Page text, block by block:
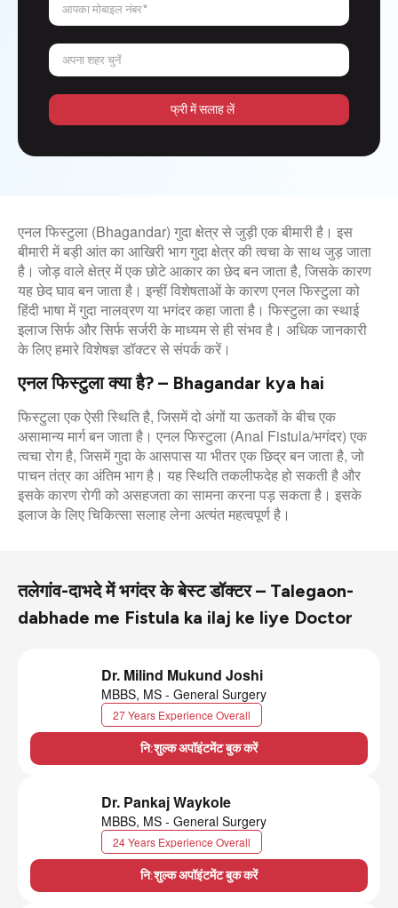
आपका मोबाइल नंबर*
अपना शहर चुनें
फ्री में सलाह लें
एनल फिस्टुला (Bhagandar) गुदा क्षेत्र से जुड़ी एक बीमारी है। इस
बीमारी में बड़ी आंत का आखिरी भाग गुदा क्षेत्र की त्वचा के साथ जुड़ जाता
है। जोड़ वाले क्षेत्र में एक छोटे आकार का छेद बन जाता है, जिसके कारण
यह छेद घाव बन जाता है। इन्हीं विशेषताओं के कारण एनल फिस्टुला को
हिंदी भाषा में गुदा नालव्रण या भगंदर कहा जाता है। फिस्टुला का स्थाई
इलाज सिर्फ और सिर्फ सर्जरी के माध्यम से ही संभव है। अधिक जानकारी
के लिए हमारे विशेषज्ञ डॉक्टर से संपर्क करें।
एनल फिस्टुला क्या है? – Bhagandar kya hai
फिस्टुला एक ऐसी स्थिति है, जिसमें दो अंगों या ऊतकों के बीच एक
असामान्य मार्ग बन जाता है। एनल फिस्टुला (Anal Fistula/भगंदर) एक
त्वचा रोग है, जिसमें गुदा के आसपास या भीतर एक छिद्र बन जाता है, जो
पाचन तंत्र का अंतिम भाग है। यह स्थिति तकलीफदेह हो सकती है और
इसके कारण रोगी को असहजता का सामना करना पड़ सकता है। इसके
इलाज के लिए चिकित्सा सलाह लेना अत्यंत महत्वपूर्ण है।
तलेगांव-दाभदे में भगंदर के बेस्ट डॉक्टर – Talegaon-
dabhade me Fistula ka ilaj ke liye Doctor
Dr. Milind Mukund Joshi
MBBS, MS - General Surgery
27 Years Experience Overall
नि:शुल्क अपॉइंटमेंट बुक करें
Dr. Pankaj Waykole
MBBS, MS - General Surgery
24 Years Experience Overall
नि:शुल्क अपॉइंटमेंट बुक करें